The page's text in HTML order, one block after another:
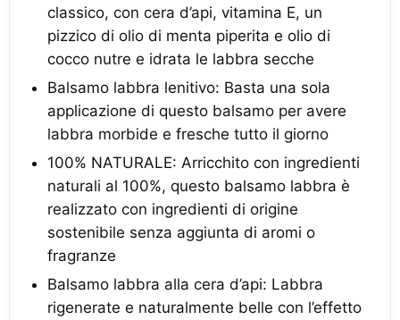
classico, con cera d’api, vitamina E, un
pizzico di olio di menta piperita e olio di
cocco nutre e idrata le labbra secche
Balsamo labbra lenitivo: Basta una sola
applicazione di questo balsamo per avere
labbra morbide e fresche tutto il giorno
100% NATURALE: Arricchito con ingredienti
naturali al 100%, questo balsamo labbra è
realizzato con ingredienti di origine
sostenibile senza aggiunta di aromi o
fragranze
Balsamo labbra alla cera d’api: Labbra
rigenerate e naturalmente belle con l’effetto